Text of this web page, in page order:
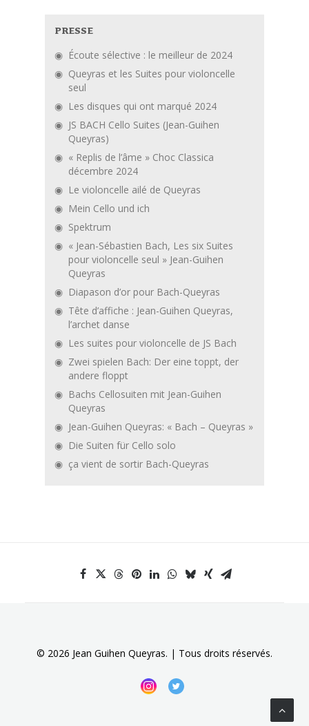
PRESSE
Écoute sélective : le meilleur de 2024
Queyras et les Suites pour violoncelle
seul
Les disques qui ont marqué 2024
JS BACH Cello Suites (Jean-Guihen
Queyras)
« Replis de l’âme » Choc Classica
décembre 2024
Le violoncelle ailé de Queyras
Mein Cello und ich
Spektrum
« Jean-Sébastien Bach, Les six Suites
pour violoncelle seul » Jean-Guihen
Queyras
Diapason d’or pour Bach-Queyras
Tête d’affiche : Jean-Guihen Queyras,
l’archet danse
Les suites pour violoncelle de JS Bach
Zwei spielen Bach: Der eine toppt, der
andere floppt
Bachs Cellosuiten mit Jean-Guihen
Queyras
Jean-Guihen Queyras: « Bach – Queyras »
Die Suiten für Cello solo
ça vient de sortir Bach-Queyras
© 2026 Jean Guihen Queyras. | Tous droits réservés.